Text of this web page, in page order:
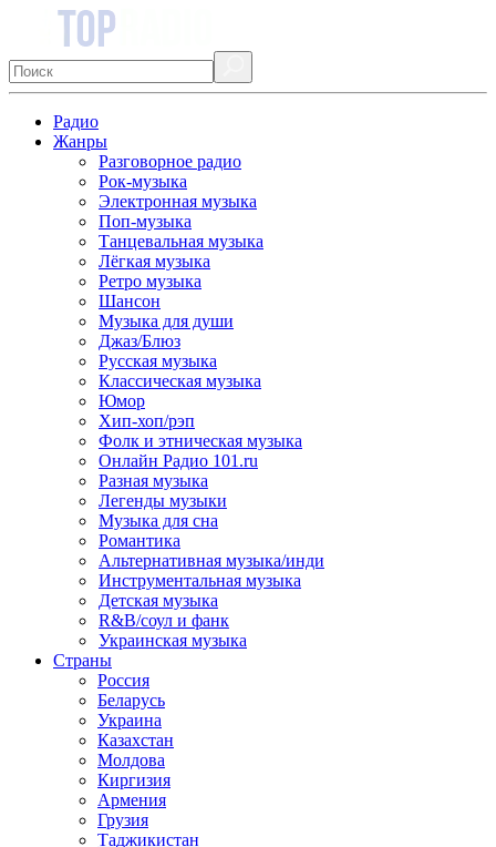
Радио
Жанры
Разговорное радио
Рок-музыка
Электронная музыка
Поп-музыка
Танцевальная музыка
Лёгкая музыка
Ретро музыка
Шансон
Музыка для души
Джаз/Блюз
Русская музыка
Классическая музыка
Юмор
Хип-хоп/рэп
Фолк и этническая музыка
Онлайн Радио 101.ru
Разная музыка
Легенды музыки
Музыка для сна
Романтика
Альтернативная музыка/инди
Инструментальная музыка
Детская музыка
R&B/cоул и фанк
Украинская музыка
Страны
Россия
Беларусь
Украина
Казахстан
Молдова
Киргизия
Армения
Грузия
Таджикистан